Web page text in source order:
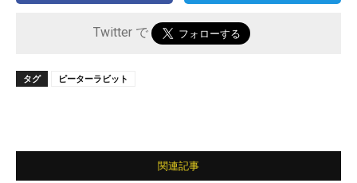
Twitter で
タグ ピーターラビット
関連記事